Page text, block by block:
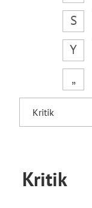
S
Y
„
Kritik